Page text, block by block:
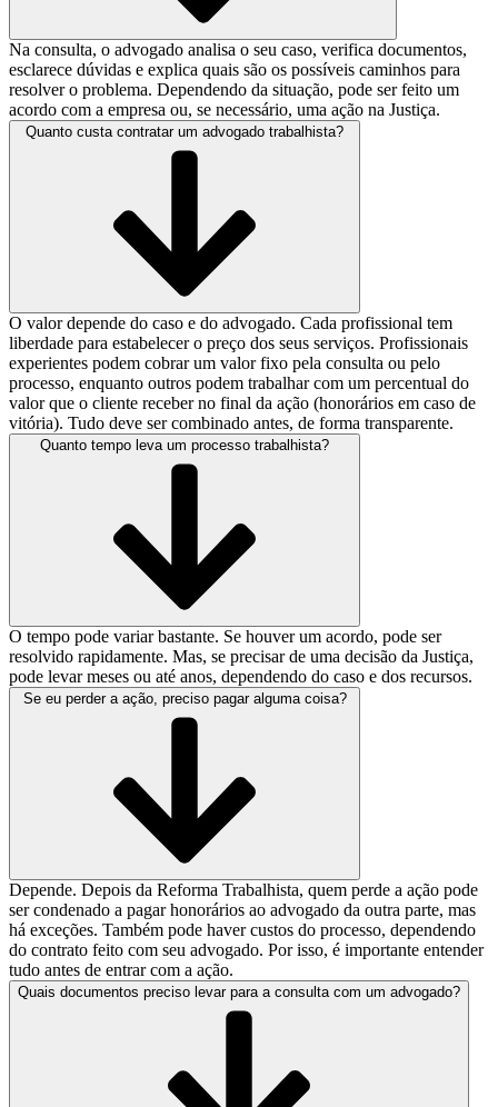
Na consulta, o advogado analisa o seu caso, verifica documentos,
esclarece dúvidas e explica quais são os possíveis caminhos para
resolver o problema. Dependendo da situação, pode ser feito um
acordo com a empresa ou, se necessário, uma ação na Justiça.
Quanto custa contratar um advogado trabalhista?
O valor depende do caso e do advogado. Cada profissional tem
liberdade para estabelecer o preço dos seus serviços. Profissionais
experientes podem cobrar um valor fixo pela consulta ou pelo
processo, enquanto outros podem trabalhar com um percentual do
valor que o cliente receber no final da ação (honorários em caso de
vitória). Tudo deve ser combinado antes, de forma transparente.
Quanto tempo leva um processo trabalhista?
O tempo pode variar bastante. Se houver um acordo, pode ser
resolvido rapidamente. Mas, se precisar de uma decisão da Justiça,
pode levar meses ou até anos, dependendo do caso e dos recursos.
Se eu perder a ação, preciso pagar alguma coisa?
Depende. Depois da Reforma Trabalhista, quem perde a ação pode
ser condenado a pagar honorários ao advogado da outra parte, mas
há exceções. Também pode haver custos do processo, dependendo
do contrato feito com seu advogado. Por isso, é importante entender
tudo antes de entrar com a ação.
Quais documentos preciso levar para a consulta com um advogado?